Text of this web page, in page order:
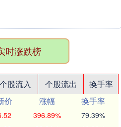
时涨跌榜
个股流入 个股流出
换手率
价 涨幅
换手率
396.89% 79.39%